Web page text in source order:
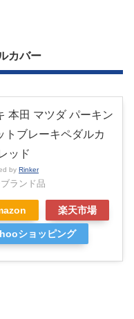
カバー
本田 マツダ パーキン
トブレーキペダルカ
ッド
by Rinker
ブランド品
楽天市場
ショッピング